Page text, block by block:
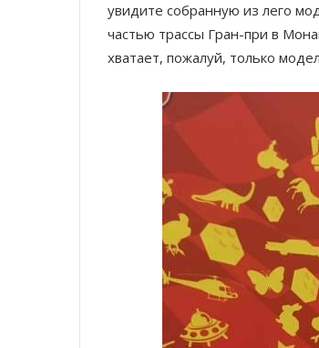
увидите собранную из лего
частью трассы Гран-при в
хватает, пожалуй, только